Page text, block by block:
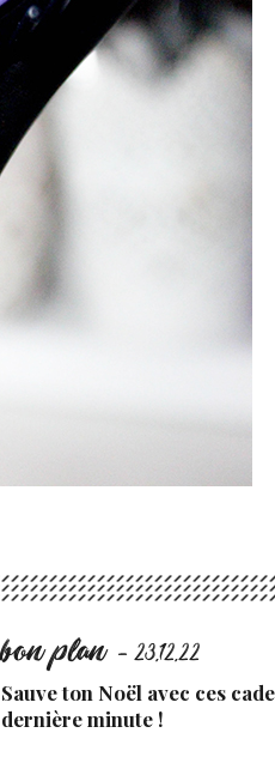
bon plan - 23.12.22
Sauve ton Noël avec ces
dernière minute !